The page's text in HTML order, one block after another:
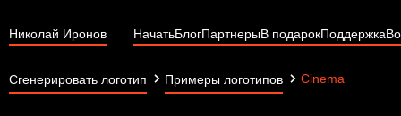
Николай Иронов НачатьБлогПартнерыВ подарокПоддержка
Сгенерировать логотип Примеры логотипов Cinema